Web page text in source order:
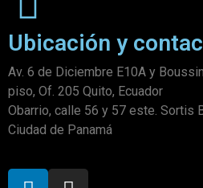
Ubicación y
Av. 6 de Diciembre E10A y
piso, Of. 205 Quito, Ecuador
Obarrio, calle 56 y 57 este. Sortis
Ciudad de Panamá